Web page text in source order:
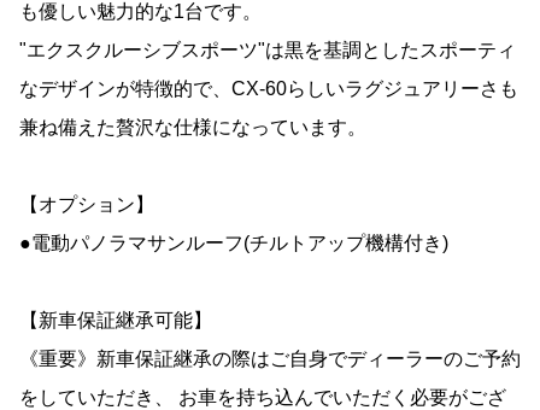
も優しい魅力的な1台です。
"エクスクルーシブスポーツ"は黒を基調としたスポーティ
なデザインが特徴的で、CX-60らしいラグジュアリーさも
兼ね備えた贅沢な仕様になっています。
【オプション】
●電動パノラマサンルーフ(チルトアップ機構付き)
【新車保証継承可能】
《重要》新車保証継承の際はご自身でディーラーのご予約
をしていただき、 お車を持ち込んでいただく必要がござ